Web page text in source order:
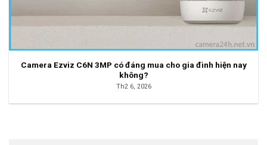
Camera Ezviz C6N 3MP có đáng mua cho gia đình hiện nay
không?
Th2 6, 2026